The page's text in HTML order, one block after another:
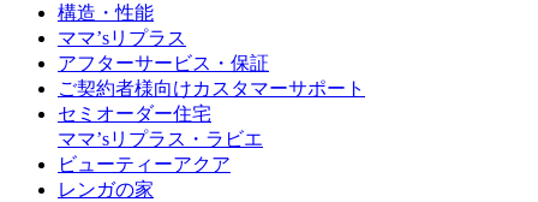
構造・性能
ママ’sリプラス
アフターサービス・保証
ご契約者様向けカスタマーサポート
セミオーダー住宅
ママ’sリプラス・ラビエ
ビューティーアクア
レンガの家